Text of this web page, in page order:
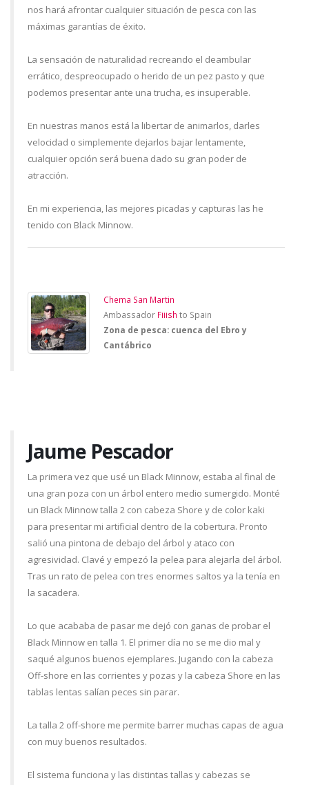
nos hará afrontar cualquier situación de pesca con las
máximas garantías de éxito.
La sensación de naturalidad recreando el deambular
errático, despreocupado o herido de un pez pasto y que
podemos presentar ante una trucha, es insuperable.
En nuestras manos está la libertar de animarlos, darles
velocidad o simplemente dejarlos bajar lentamente,
cualquier opción será buena dado su gran poder de
atracción.
En mi experiencia, las mejores picadas y capturas las he
tenido con Black Minnow.
Chema San Martin
Ambassador Fiiish to Spain
Zona de pesca: cuenca del Ebro y
Cantábrico
Jaume Pescador
La primera vez que usé un Black Minnow, estaba al final de
una gran poza con un árbol entero medio sumergido. Monté
un Black Minnow talla 2 con cabeza Shore y de color kaki
para presentar mi artificial dentro de la cobertura. Pronto
salió una pintona de debajo del árbol y ataco con
agresividad. Clavé y empezó la pelea para alejarla del árbol.
Tras un rato de pelea con tres enormes saltos ya la tenía en
la sacadera.
Lo que acababa de pasar me dejó con ganas de probar el
Black Minnow en talla 1. El primer día no se me dio mal y
saqué algunos buenos ejemplares. Jugando con la cabeza
Off-shore en las corrientes y pozas y la cabeza Shore en las
tablas lentas salían peces sin parar.
La talla 2 off-shore me permite barrer muchas capas de agua
con muy buenos resultados.
El sistema funciona y las distintas tallas y cabezas se